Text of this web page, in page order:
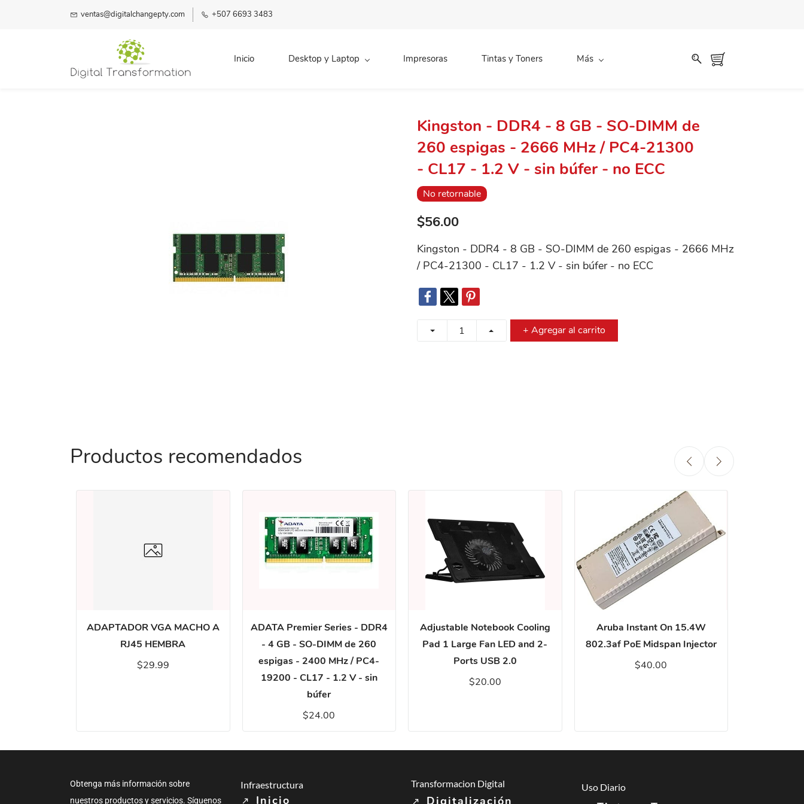
ventas@digitalchangepty.com +507 6693 3483
Inicio Desktop y Laptop Impresoras Tintas y Toners Más
Kingston - DDR4 - 8 GB - SO-DIMM de
260 espigas - 2666 MHz / PC4-21300
- CL17 - 1.2 V - sin búfer - no ECC
No retornable
$56.00
Kingston - DDR4 - 8 GB - SO-DIMM de 260 espigas - 2666 MHz
/ PC4-21300 - CL17 - 1.2 V - sin búfer - no ECC
+ Agregar al carrito
Productos recomendados
ADAPTADOR VGA MACHO A
RJ45 HEMBRA
$29.99
ADATA Premier Series - DDR4
- 4 GB - SO-DIMM de 260
espigas - 2400 MHz / PC4-
19200 - CL17 - 1.2 V - sin
búfer
$24.00
Adjustable Notebook Cooling
Pad 1 Large Fan LED and 2-
Ports USB 2.0
$20.00
Aruba Instant On 15.4W
802.3af PoE Midspan Injector
$40.00
Obtenga más información sobre
nuestros productos y servicios. Síguenos
Infraestructura
Inicio
Transformacion Digital
Digitalización
Uso Diario